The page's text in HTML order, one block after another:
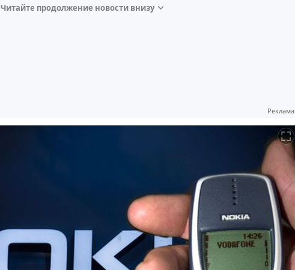
Читайте продолжение новости внизу
Реклама